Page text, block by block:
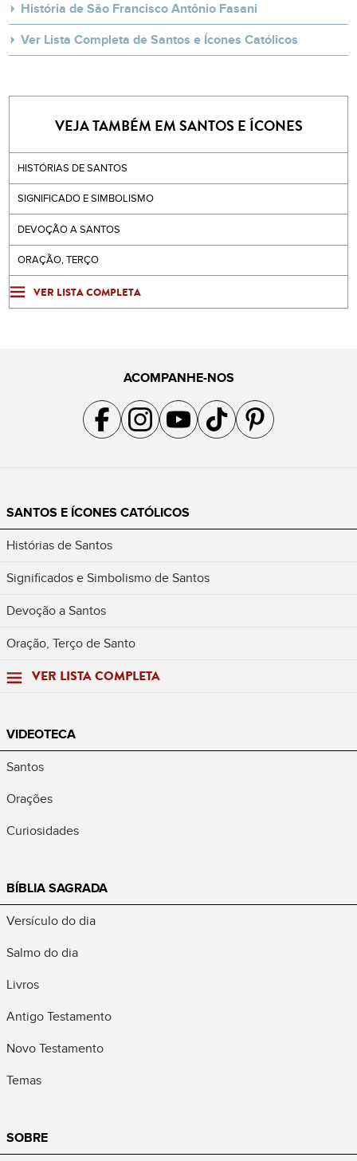
História de São Francisco Antônio Fasani
Ver Lista Completa de Santos e Ícones Católicos
VEJA TAMBÉM EM SANTOS E ÍCONES
HISTÓRIAS DE SANTOS
SIGNIFICADO E SIMBOLISMO
DEVOÇÃO A SANTOS
ORAÇÃO, TERÇO
VER LISTA COMPLETA
ACOMPANHE-NOS
Acompanhe a gente no Facebook
Acompanhe a gente no Instagram
Acompanhe a gente no YouTube
Acompanhe a gente no TikTok
Acompanhe a gente no
SANTOS E ÍCONES CATÓLICOS
Histórias de Santos
Significados e Simbolismo de Santos
Devoção a Santos
Oração, Terço de Santo
VER LISTA COMPLETA
VIDEOTECA
Santos
Orações
Curiosidades
BÍBLIA SAGRADA
Versículo do dia
Salmo do dia
Livros
Antigo Testamento
Novo Testamento
Temas
SOBRE